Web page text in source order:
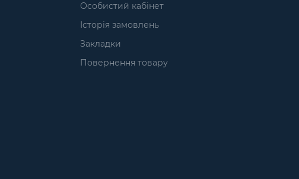
Особистий кабінет
Історія замовлень
Закладки
Повернення товару